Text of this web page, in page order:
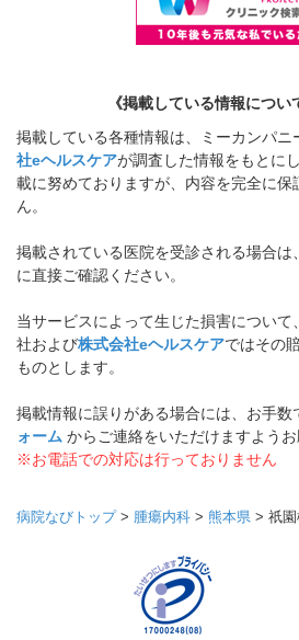
《掲載している情報につい
掲載している各種情報は、ミーカンパニ
社eヘルスケアが調査した情報をもとに
載に努めておりますが、内容を完全に
ん。
掲載されている医院を受診される場合は
に直接ご確認ください。
当サービスによって生じた損害について
社および株式会社eヘルスケアではその
ものとします。
掲載情報に誤りがある場合には、お手数
ォーム からご連絡をいただけますようお
※お電話での対応は行っておりません
病院なびトップ> 腫瘍内科 > 熊本県 > 祇